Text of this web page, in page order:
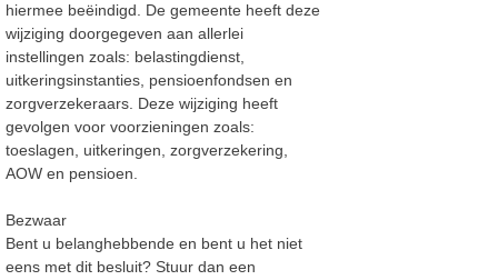
hiermee beëindigd. De gemeente heeft deze
wijziging doorgegeven aan allerlei
instellingen zoals: belastingdienst,
uitkeringsinstanties, pensioenfondsen en
zorgverzekeraars. Deze wijziging heeft
gevolgen voor voorzieningen zoals:
toeslagen, uitkeringen, zorgverzekering,
AOW en pensioen.
Bezwaar
Bent u belanghebbende en bent u het niet
eens met dit besluit? Stuur dan een